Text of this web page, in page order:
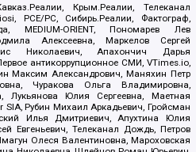
Крым.Реалии, Телеканал
PCE/PC, Сибирь.Реалии, Фактограф,
MEDIUM-ORIENT, Пономарев Лев
Алексеевна, Маркелов Сергей
Николаевич, Апахончич Дарья
антикоррупционное СМИ, VTimes.io,
Максим Александрович, Маняхин Петр
Чуракова Ольга Владимировна,
Лукьянова Юлия Сергеевна, Маетная
SIA, Рубин Михаил Аркадьевич, Гройсман
Илья Дмитриевич, Апухтина Юлия
Евгеньевич, Телеканал Дождь, Петров
Олеся Валентиновна, Мароховская